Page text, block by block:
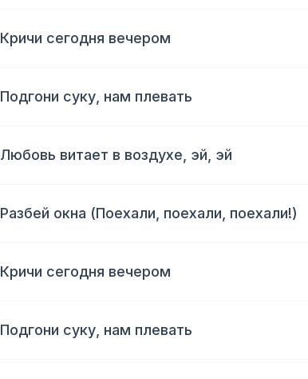
Кричи сегодня вечером
Подгони суку, нам плевать
Любовь витает в воздухе, эй, эй
Разбей окна (Поехали, поехали, поехали!)
Кричи сегодня вечером
Подгони суку, нам плевать